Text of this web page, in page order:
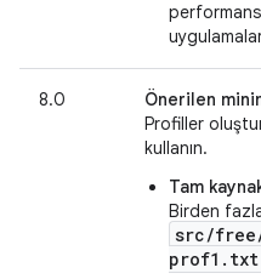
8.0 Önerilen
Profiller
kullanın.
Tam
Birden
src/
prof1.txt